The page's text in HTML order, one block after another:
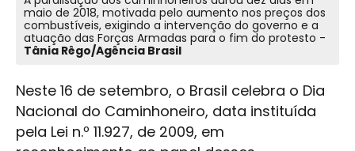
maio de 2018, motivada pelo aumento nos preços dos
combustíveis, exigindo a intervenção do governo e a
atuação das Forças Armadas para o fim do protesto -
Tânia Rêgo/Agência Brasil
Neste 16 de setembro, o Brasil celebra o Dia
Nacional do Caminhoneiro, data instituída
pela Lei n.º 11.927, de 2009, em